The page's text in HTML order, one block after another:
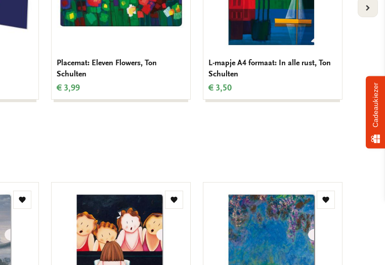
Placemat: Eleven Flowers, Ton
Schulten
€ 3,99
L-mapje A4 formaat: In alle rust, Ton
Schulten
€ 3,50 € 3,50
Toevoegen
Toevoegen
Toevoegen
Cadeaukiezer